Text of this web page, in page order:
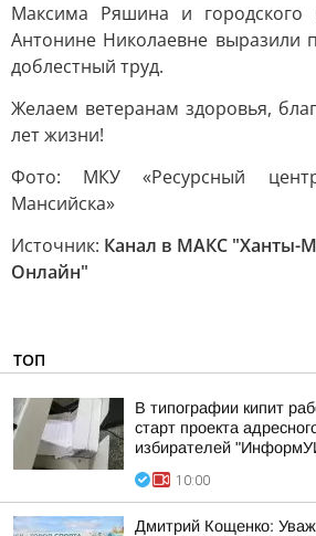
Максима Ряшина и городского
Антонине Николаевне выразили
доблестный труд.
Желаем ветеранам здоровья,
лет жизни!
Фото: МКУ «Ресурсный
Мансийска»
Источник: Канал в МАКС "Ханты-
Онлайн"
ТОП
В типографии кипит
старт проекта
избирателей
10:00
Дмитрий Кощенко: